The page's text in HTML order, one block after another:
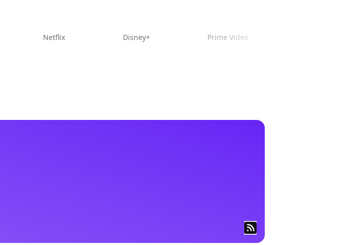
Netflix Disney+ Prime Video